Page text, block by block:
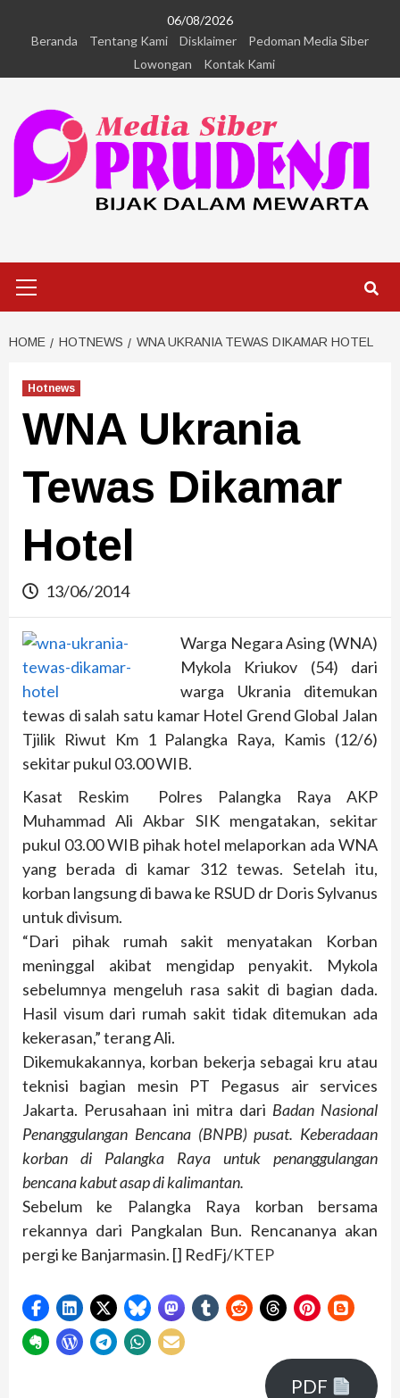
06/08/2026
Beranda
Tentang Kami Disklaimer
Pedoman Media Siber
Lowongan
Kontak Kami
HOME HOTNEWS WNA UKRANIA TEWAS DIKAMAR HOTEL
Hotnews
WNA Ukrania
Tewas Dikamar
Hotel
13/06/2014
Warga Negara Asing (WNA)
Mykola Kriukov (54) dari
warga Ukrania ditemukan
tewas di salah satu kamar Hotel Grend Global Jalan
Tjilik Riwut Km 1 Palangka Raya, Kamis (12/6)
sekitar pukul 03.00 WIB.
Kasat Reskim Polres Palangka Raya AKP
Muhammad Ali Akbar SIK mengatakan, sekitar
pukul 03.00 WIB pihak hotel melaporkan ada WNA
yang berada di kamar 312 tewas. Setelah itu,
korban langsung di bawa ke RSUD dr Doris Sylvanus
untuk divisum.
“Dari pihak rumah sakit menyatakan Korban
meninggal akibat mengidap penyakit. Mykola
sebelumnya mengeluh rasa sakit di bagian dada.
Hasil visum dari rumah sakit tidak ditemukan ada
kekerasan,” terang Ali.
Dikemukakannya, korban bekerja sebagai kru atau
teknisi bagian mesin PT Pegasus air services
Jakarta. Perusahaan ini mitra dari Badan Nasional
Penanggulangan Bencana (BNPB) pusat. Keberadaan
korban di Palangka Raya untuk penanggulangan
bencana kabut asap di kalimantan.
Sebelum ke Palangka Raya korban bersama
rekannya dari Pangkalan Bun. Rencananya akan
pergi ke Banjarmasin. [] RedFj/KTEP
PDF